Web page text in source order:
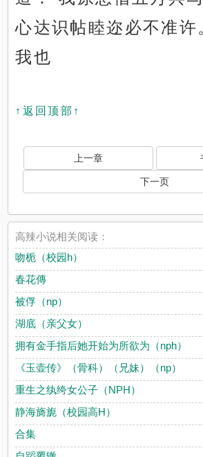
心达识帖睦迩必不准许
我也
↑返回顶部↑
上一章
下一页
高辣小说相关阅读：
吻栀（校园h）
春花傳
被俘（np）
湖底（亲父女）
拥有金手指后她开始为所欲为（nph）
《玉壶传》（骨科）（兄妹）（np）
重生之纨绔女公子（NPH）
静海旖旎（校园高H）
合集